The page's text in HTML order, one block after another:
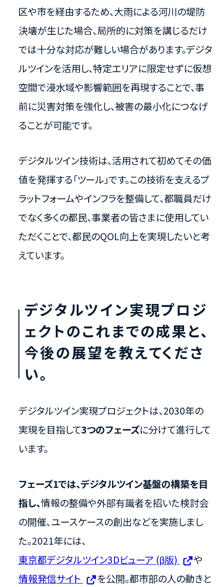
区や市を経由するため、大雨による河川の堤防
決壊が生じた場合、局所的に対策を講じるだけ
では十分な対応が難しい場合があります。デジタ
ルツインを活用し、特定エリアに限定せずに仮想
空間で浸水域や影響範囲を再現することで、事
前に災害対策を強化し、被害の最小化につなげ
ることが可能です。
デジタルツイン技術は、活用されて初めてその価
値を発揮する「ツール」です。この技術を支えるプ
ラットフォームやインフラを整備して、都職員だけ
でなく多くの都民、事業者の皆さまに使用してい
ただくことで、都民のQOL向上を実現したいと考
えています。
デジタルツイン実現プロジ
ェクトのこれまでの成果と、
今後の展望を教えてくださ
い。
デジタルツイン実現プロジェクトは、2030年の
実現を目指して3つのフェーズに分けて進行して
います。
フェーズ1では、デジタルツイン基盤の構築を目
指し、情報の整備や外部有識者を招いた検討会
の開催、ユースケースの創出などを実施しまし
た。2021年には、
東京都デジタルツイン3Dビューア (β版)
や
情報発信サイト
を公開。都市部の人の動きと